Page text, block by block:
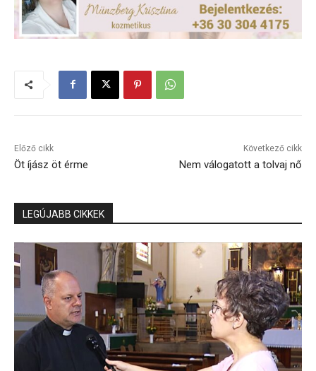
Előző cikk
Öt íjász öt érme
Következő cikk
Nem válogatott a tolvaj nő
LEGÚJABB CIKKEK